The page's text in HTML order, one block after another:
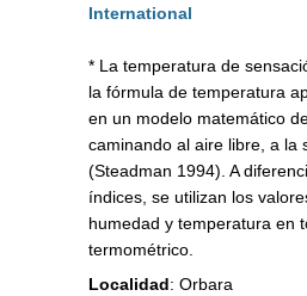
International
* La temperatura de
la fórmula de temperatura
en un modelo matemático
caminando al aire libre, a la
(Steadman 1994). A
índices, se utilizan los
humedad y temperatura en
termométrico.
Localidad: Orbara